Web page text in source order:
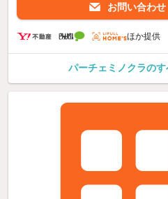
お問い合わせ
ほか提供
パーチェミノクラの